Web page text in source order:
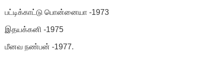
பட்டிக்காட்டு பொன்னையா -1973
இதயக்கனி -1975
மீனவ நண்பன் -1977.